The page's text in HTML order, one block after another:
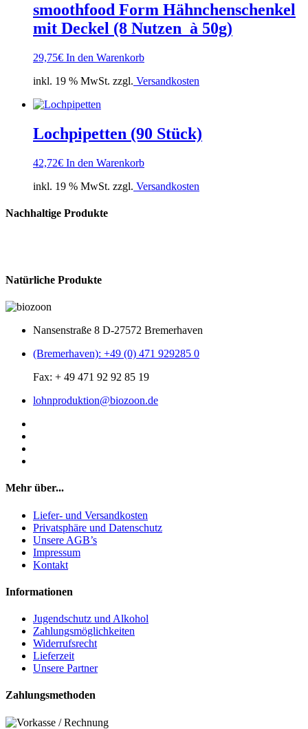
smoothfood Form Hähnchenschenkel
mit Deckel (8 Nutzen à 50g)
29,75€ In den Warenkorb
inkl. 19 % MwSt. zzgl. Versandkosten
Lochpipetten (90 Stück)
42,72€ In den Warenkorb
inkl. 19 % MwSt. zzgl. Versandkosten
Nachhaltige Produkte
Natürliche Produkte
Nansenstraße 8 D-27572 Bremerhaven
(Bremerhaven): +49 (0) 471 929285 0
Fax: + 49 471 92 92 85 19
lohnproduktion@biozoon.de
Mehr über...
Liefer- und Versandkosten
Privatsphäre und Datenschutz
Unsere AGB’s
Impressum
Kontakt
Informationen
Jugendschutz und Alkohol
Zahlungsmöglichkeiten
Widerrufsrecht
Lieferzeit
Unsere Partner
Zahlungsmethoden